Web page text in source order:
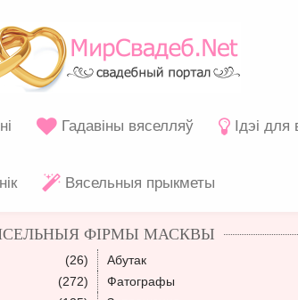
Гадавіны вяселляў Ідэі для
Вясельныя прыкметы
ФІРМЫ МАСКВЫ
(26) Абутак
(272) Фатографы